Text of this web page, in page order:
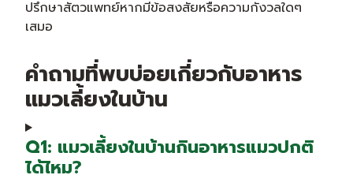
ปรึกษาสัตวแพทย์หากมีข้อสงสัยหรือความกังวลใดๆ
เสมอ
คำถามที่พบบ่อยเกี่ยวกับอาหาร
แมวเลี้ยงในบ้าน
Q1: แมวเลี้ยงในบ้านกินอาหารแมวปกติ
ได้ไหม?